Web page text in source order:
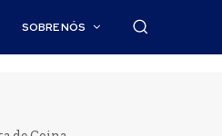
SOBRE NÓS